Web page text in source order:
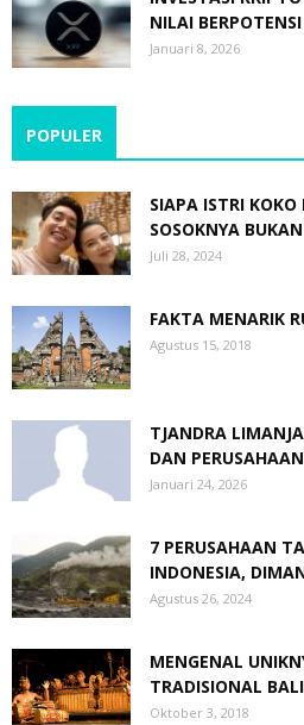
NILAI
Januari 8, 2026
POPULER
SIAPA ISTRI KOKO
SOSOKNYA
Juli 28, 2024
FAKTA MENARIK
Agustus 15, 2018
TJANDRA
DAN
Januari 24, 2026
7 PERUSAHAAN
INDONESIA,
Agustus 26, 2024
MENGENAL
TRADISIONAL BALI
Oktober 3, 2018